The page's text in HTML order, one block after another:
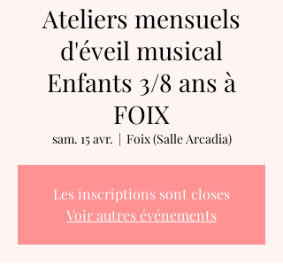
Ateliers mensuels
d'éveil musical
Enfants 3/8 ans à
FOIX
sam. 15 avr.
  |
Foix (Salle Arcadia)
Les inscriptions sont closes
Voir autres événements